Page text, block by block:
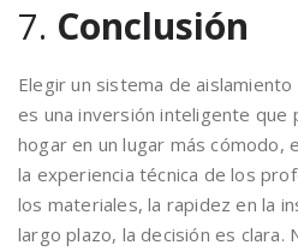
7. Conclusión
Elegir un sistema de
es una inversión inteligente
hogar en un lugar más cómodo,
la experiencia técnica de los
los materiales, la rapidez en la
largo plazo, la decisión es clara.